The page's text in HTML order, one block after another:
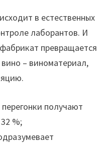
в естественных
лаборантов. И
превращается
– виноматериал,
получают
%;